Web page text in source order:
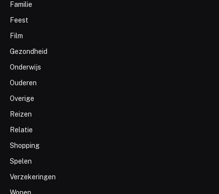
Familie
Feest
Film
Gezondheid
Onderwijs
Ouderen
Overige
Reizen
Relatie
Shopping
Spelen
Verzekeringen